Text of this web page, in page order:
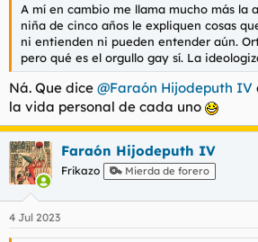
A mí en cambio me llama mucho más la
niña de cinco años le expliquen cosas
ni entienden ni pueden entender aún.
pero qué es el orgullo gay sí. La
Ná. Que dice @Faraón Hijodeputh IV
la vida personal de cada uno
Faraón Hijodeputh IV
Frikazo Mierda de forero
4 Jul 2023